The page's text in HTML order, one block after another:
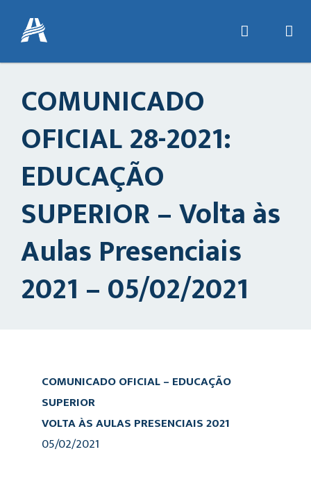
COMUNICADO
OFICIAL 28-2021:
EDUCAÇÃO
SUPERIOR – Volta às
Aulas Presenciais
2021 – 05/02/2021
COMUNICADO OFICIAL – EDUCAÇÃO
SUPERIOR
VOLTA ÀS AULAS PRESENCIAIS 2021
05/02/2021